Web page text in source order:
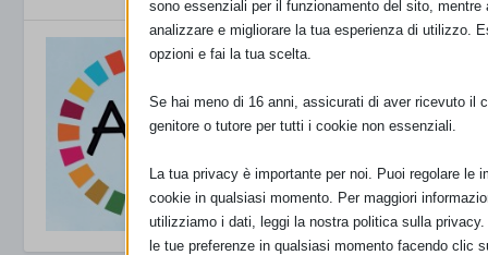
sono essenziali per il funzionamento del sito, mentre
analizzare e migliorare la tua esperienza di utilizzo.
opzioni e fai la tua scelta.
Se hai meno di 16 anni, assicurati di aver ricevuto il
genitore o tutore per tutti i cookie non essenziali.
La tua privacy è importante per noi. Puoi regolare le
cookie in qualsiasi momento. Per maggiori
utilizziamo i dati, leggi la nostra politica sulla
le tue preferenze in qualsiasi momento facendo clic